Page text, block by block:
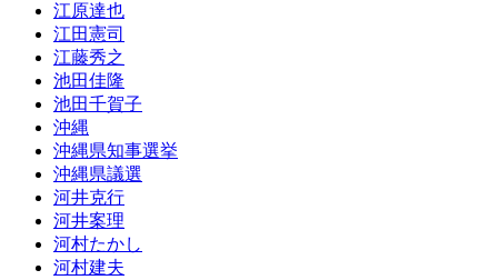
江原達也
江田憲司
江藤秀之
池田佳隆
池田千賀子
沖縄
沖縄県知事選挙
沖縄県議選
河井克行
河井案理
河村たかし
河村建夫